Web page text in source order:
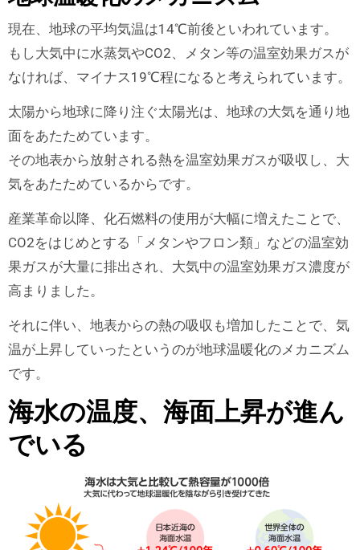
現在、地球の平均気温は14℃前後といわれています。
もし大気中に水蒸気やCO2、メタン等の温室効果ガスが
なければ、マイナス19℃程になると考えられています。
太陽から地球に降り注ぐ太陽光は、地球の大気を通り地
面をあたためています。
その地表から放射される熱を温室効果ガスが吸収し、大
気をあたためているからです。
産業革命以降、化石燃料の使用が大幅に増えたことで、
CO2をはじめとする「メタンやフロン類」などの温室効
果ガスが大量に排出され、大気中の温室効果ガス濃度が
高まりました。
それに伴い、地表からの熱の吸収も増加したことで、気
温が上昇していったというのが地球温暖化のメカニズム
です。
海水の温度、海面上昇が進ん
でいる